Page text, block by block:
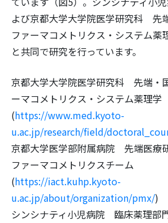
よび京都大学大学院医学研究科 先
ファーマコメトリクス・システム薬
と共同で研究を行っています。
京都大学大学院医学研究科 先端・
ーマコメトリクス・システム薬理学
(https://www.med.kyoto-
u.ac.jp/research/field/
京都大学医学部附属病院 先端医療
ファーマコメトリクスチーム
(https://iact.kuhp.kyoto-
u.ac.jp/about/organization/pmx/)
シンシナティ小児病院 臨床薬理